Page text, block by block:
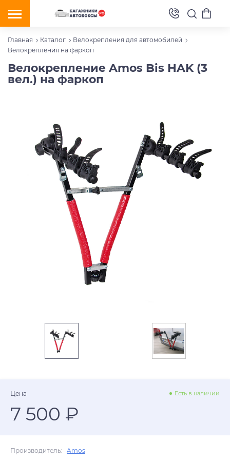
Главная Каталог
Велокрепления для автомобилей
Велокрепления на фаркоп
Велокрепление Amos Bis HAK (3
вел.) на фаркоп
Цена Есть в наличии
7 500 ₽
Производитель: Amos